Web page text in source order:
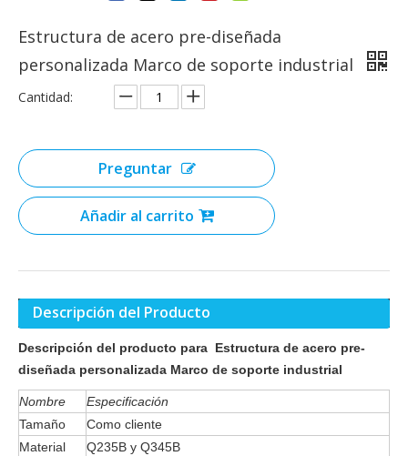
Estructura de acero pre-diseñada
personalizada Marco de soporte industrial
Cantidad:
Preguntar
Añadir al carrito
Descripción del Producto
Descripción del producto para Estructura de acero pre-
diseñada personalizada Marco de soporte industrial
Nombre
Especificación
Tamaño
Como cliente
Material
Q235B y Q345B